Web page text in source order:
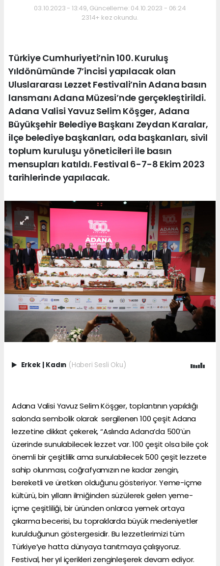
03.10.2023 - 13:49, Güncelleme: 04.10.2023 - 06:24
2314+ kez okundu.
Türkiye Cumhuriyeti’nin 100. Kuruluş
Yıldönümünde 7’incisi yapılacak olan
Uluslararası Lezzet Festivali’nin Adana basın
lansmanı Adana Müzesi’nde gerçekleştirildi.
Adana Valisi Yavuz Selim Köşger, Adana
Büyükşehir Belediye Başkanı Zeydan Karalar,
ilçe belediye başkanları, oda başkanları, sivil
toplum kuruluşu yöneticileri ile basın
mensupları katıldı. Festival 6-7-8 Ekim 2023
tarihlerinde yapılacak.
Erkek | Kadın (Haberi Sesli Oku)
Adana Valisi Yavuz Selim Köşger, toplantının yapıldığı
salonda sembolik olarak sergilenen 100 çeşit Adana
lezzetine dikkat çekerek, “Aslında Adana’da 500’ün
üzerinde sunulabilecek lezzet var. 100 çeşit olsa bile çok
önemli bir çeşitlilik ama sunulabilecek 500 çeşit lezzete
sahip olunması, coğrafyamızın ne kadar zengin,
bereketli ve üretken olduğunu gösteriyor. Yeme-içme
kültürü, bin yılların ilmiğinden süzülerek gelen yeme-
içme çeşitliliği, bir üründen onlarca yemek ortaya
çıkarma becerisi, bu topraklarda büyük medeniyetler
kurulduğunun göstergesidir. Bu lezzetlerimizi tüm
Türkiye’ye hatta dünyaya tanıtmaya çalışıyoruz.
Festival, her yıl içerikleri zenginleşerek devam ediyor.